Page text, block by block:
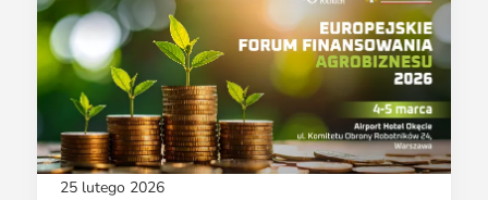
25 lutego 2026